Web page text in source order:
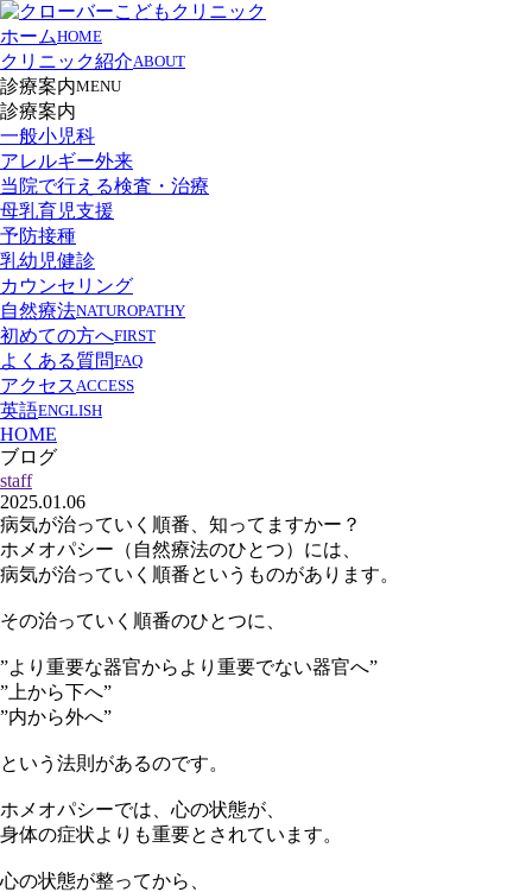
ホームHOME
クリニック紹介ABOUT
診療案内MENU
診療案内
一般小児科
アレルギー外来
当院で行える検査・治療
母乳育児支援
予防接種
乳幼児健診
カウンセリング
自然療法NATUROPATHY
初めての方へFIRST
よくある質問FAQ
アクセスACCESS
英語ENGLISH
HOME
ブログ
staff
2025.01.06
病気が治っていく順番、知ってますかー？
ホメオパシー（自然療法のひとつ）には、
病気が治っていく順番というものがあります。
その治っていく順番のひとつに、
”より重要な器官からより重要でない器官へ”
”上から下へ”
”内から外へ”
という法則があるのです。
ホメオパシーでは、心の状態が、
身体の症状よりも重要とされています。
心の状態が整ってから、